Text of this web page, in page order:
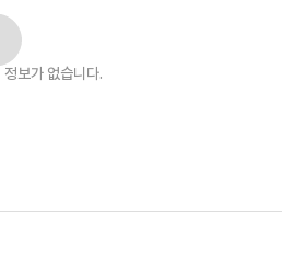
정보가 없습니다.